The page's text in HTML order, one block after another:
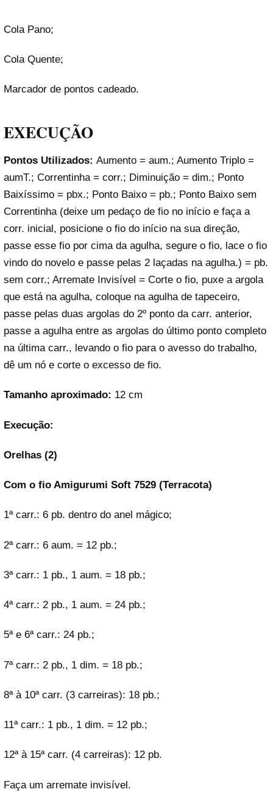
Cola Pano;
Cola Quente;
Marcador de pontos cadeado.
EXECUÇÃO
Pontos Utilizados: Aumento = aum.; Aumento Triplo =
aumT.; Correntinha = corr.; Diminuição = dim.; Ponto
Baixíssimo = pbx.; Ponto Baixo = pb.; Ponto Baixo sem
Correntinha (deixe um pedaço de fio no início e faça a
corr. inicial, posicione o fio do início na sua direção,
passe esse fio por cima da agulha, segure o fio, lace o fio
vindo do novelo e passe pelas 2 laçadas na agulha.) = pb.
sem corr.; Arremate Invisível = Corte o fio, puxe a argola
que está na agulha, coloque na agulha de tapeceiro,
passe pelas duas argolas do 2º ponto da carr. anterior,
passe a agulha entre as argolas do último ponto completo
na última carr., levando o fio para o avesso do trabalho,
dê um nó e corte o excesso de fio.
Tamanho aproximado: 12 cm
Execução:
Orelhas (2)
Com o fio Amigurumi Soft 7529 (Terracota)
1ª carr.: 6 pb. dentro do anel mágico;
2ª carr.: 6 aum. = 12 pb.;
3ª carr.: 1 pb., 1 aum. = 18 pb.;
4ª carr.: 2 pb., 1 aum. = 24 pb.;
5ª e 6ª carr.: 24 pb.;
7ª carr.: 2 pb., 1 dim. = 18 pb.;
8ª à 10ª carr. (3 carreiras): 18 pb.;
11ª carr.: 1 pb., 1 dim. = 12 pb.;
12ª à 15ª carr. (4 carreiras): 12 pb.
Faça um arremate invisível.